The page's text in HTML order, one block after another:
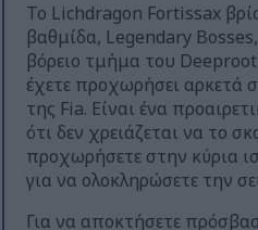
Το Lichdragon Fortissax
βαθμίδα, Legendary
βόρειο τμήμα του
έχετε προχωρήσει αρκετά
της Fia. Είναι ένα
ότι δεν χρειάζεται να το
προχωρήσετε στην κύρια
για να ολοκληρώσετε την
Για να αποκτήσετε